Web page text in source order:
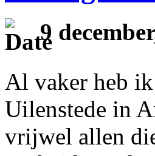
9
Al vaker heb
Uilenstede in
vrijwel allen